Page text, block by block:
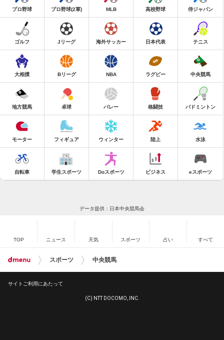
プロ野球 プロ野球(2軍) MLB 高校野球 侍ジャパン
ゴルフ Jリーグ 海外サッカー 日本代表 テニス
大相撲 Bリーグ NBA ラグビー 中央競馬
地方競馬 卓球 バレー 格闘技 バドミントン
モーター フィギュア ウィンター 陸上 水泳
自転車 学生スポーツ Doスポーツ ビジネス eスポーツ
データ提供：日本中央競馬会
TOP ニュース 天気 スポーツ 占い すべて
スポーツ 中央競馬
サイトご利用にあたって
(C) NTT DOCOMO, INC.